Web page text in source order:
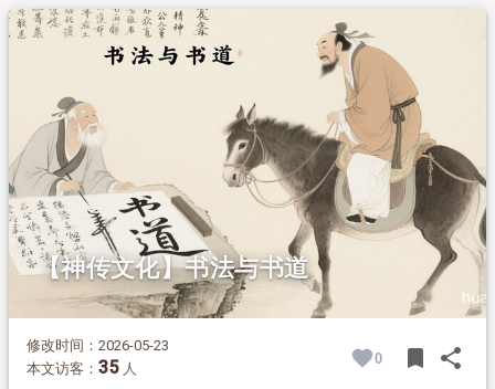
1. 摘要
2.2.“书道”到“书法”的演变脉络
2.3.“书道”的深层内涵
2.4. 名称变化背后的认知转向
【神传文化】书法与书道
修改时间：2026-05-23
本文访客： 35 人
0 bookmark share